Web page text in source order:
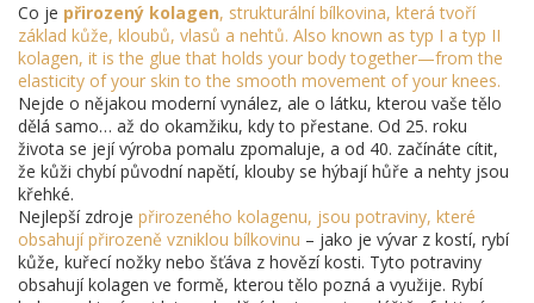
Co je přirozený kolagen, strukturální bílkovina, která tvoří
základ kůže, kloubů, vlasů a nehtů. Also known astyp I a typ II
kolagen, it is the glue that holds your body together—from the
elasticity of your skin to the smooth movement of your knees.
Nejde o nějakou moderní vynález, ale o látku, kterou vaše tělo
dělá samo… až do okamžiku, kdy to přestane. Od 25. roku
života se její výroba pomalu zpomaluje, a od 40. začínáte cítit,
že kůži chybí původní napětí, klouby se hýbají hůře a nehty jsou
křehké.
Nejlepší zdroje přirozeného kolagenu, jsou potraviny, které
obsahují přirozeně vzniklou bílkovinu – jako je vývar z kostí, rybí
kůže, kuřecí nožky nebo šťáva z hovězí kosti. Tyto potraviny
obsahují kolagen ve formě, kterou tělo pozná a využije. Rybí